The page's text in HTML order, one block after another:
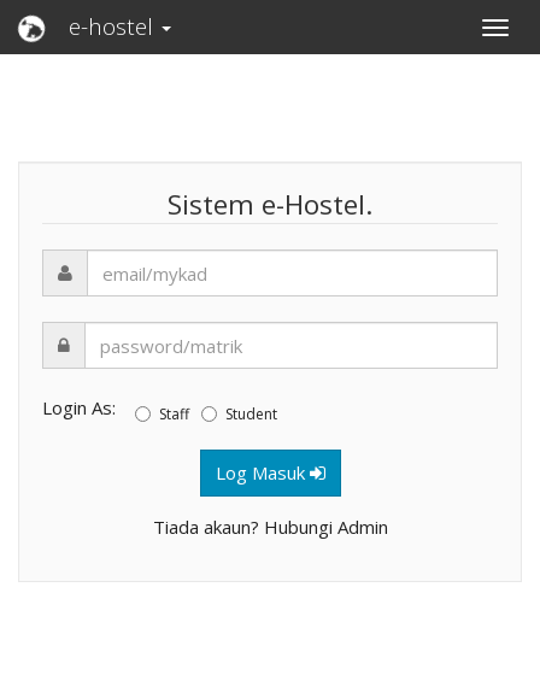
e-hostel
Sistem e-Hostel.
Login As: Staff Student
Log Masuk
Tiada akaun? Hubungi Admin